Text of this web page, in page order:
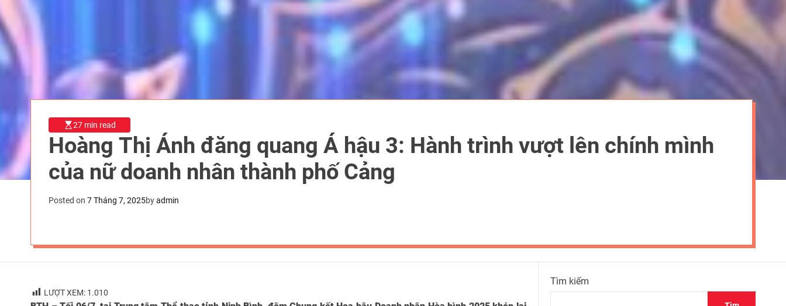
27 min read
Hoàng Thị Ánh đăng quang Á hậu 3: Hành trình vượt lên chính mình
của nữ doanh nhân thành phố Cảng
Posted on 7 Tháng 7, 2025byadmin
LƯỢT XEM: 1.010
Tìm kiếm